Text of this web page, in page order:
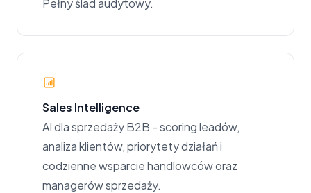
Pełny ślad audytowy.
Sales Intelligence
AI dla sprzedaży B2B - scoring leadów,
analiza klientów, priorytety działań i
codzienne wsparcie handlowców oraz
managerów sprzedaży.